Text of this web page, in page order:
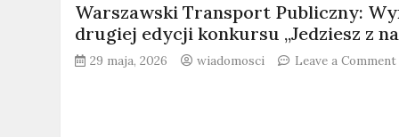
Warszawski Transport Publiczny:
drugiej edycji konkursu „Jedziesz z
29 maja, 2026 wiadomosci Leave a Comment